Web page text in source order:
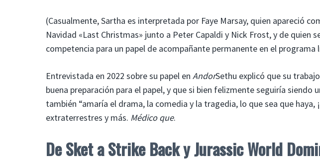
(Casualmente, Sartha es interpretada por Faye Marsay, quien apareció
Navidad «Last Christmas» junto a Peter Capaldi y Nick Frost, y de quien
competencia para un papel de acompañante permanente en el
Entrevistada en 2022 sobre su papel en AndorSethu explicó que su trabajo
buena preparación para el papel, y que si bien felizmente seguiría siendo
también “amaría el drama, la comedia y la tragedia, lo que sea que
extraterrestres y más. Médico que.
De Sket a Strike Back y Jurassic World